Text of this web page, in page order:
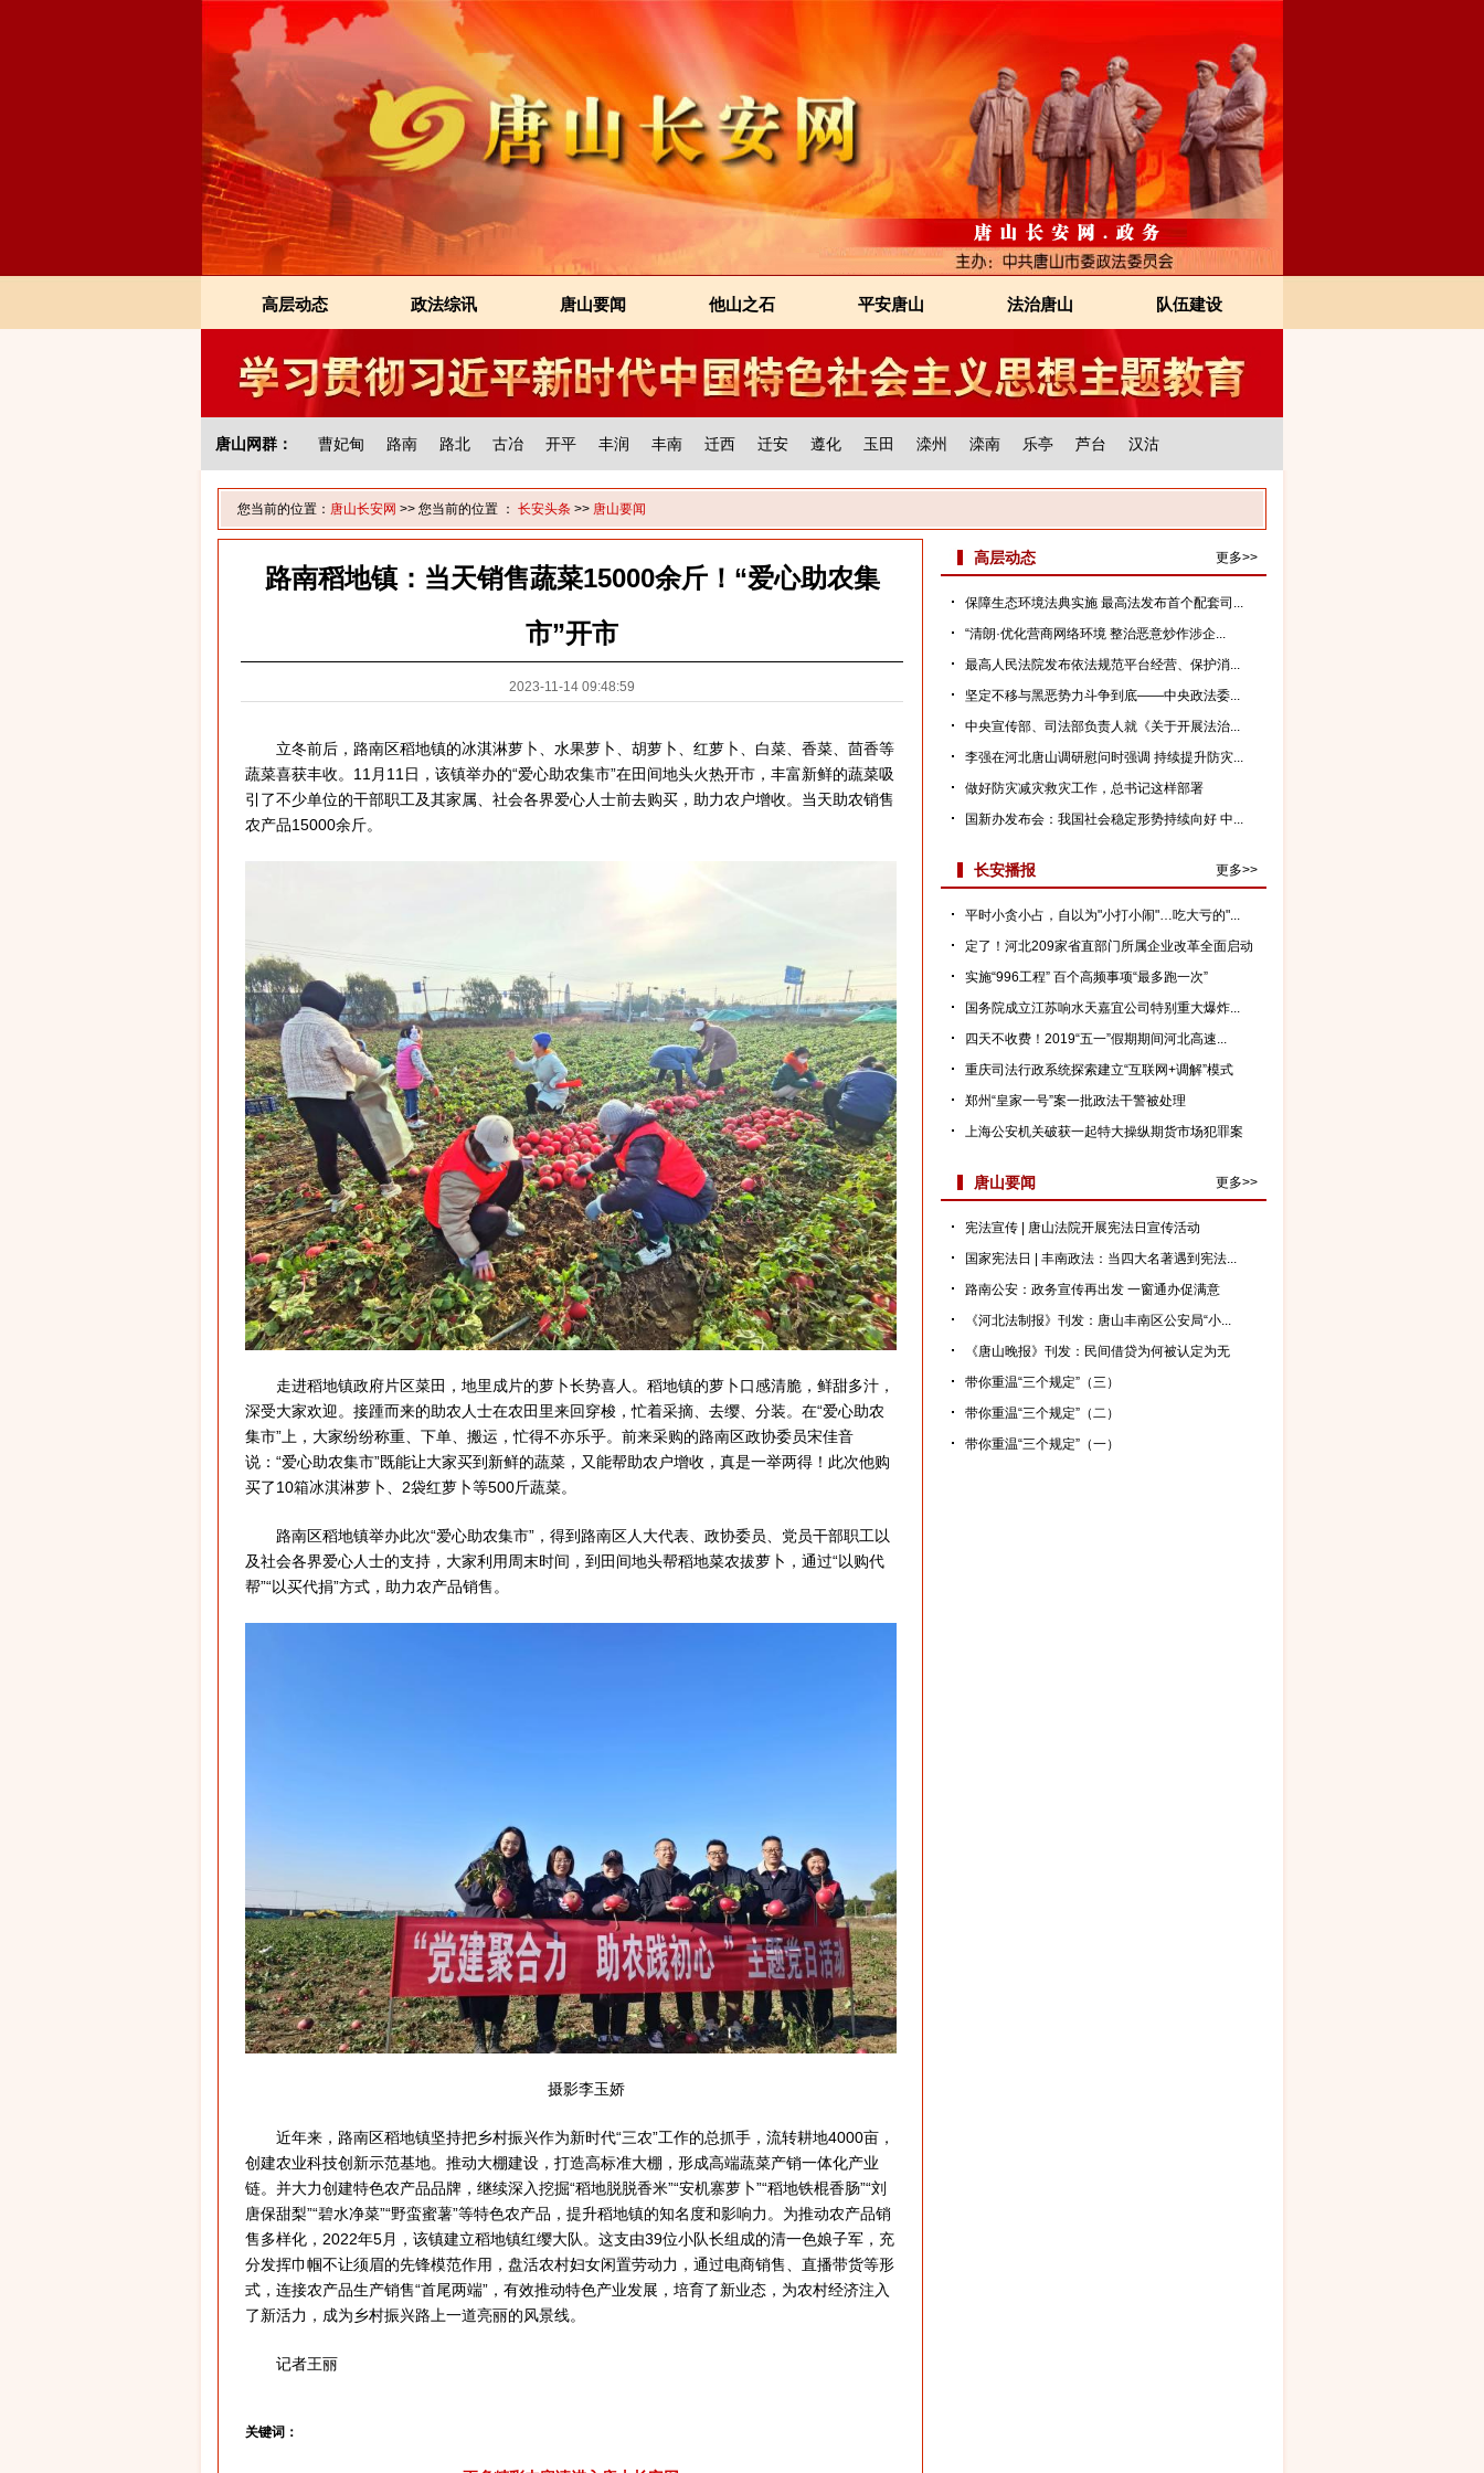
高层动态 政法综讯 唐山要闻 他山之石 平安唐山 法治唐山 队伍建设
唐山网群： 曹妃甸 路南 路北 古冶 开平 丰润 丰南 迁西 迁安 遵化 玉田 滦州 滦南 乐亭 芦台 汉沽
您当前的位置： 唐山长安网 >> 您当前的位置 ： 长安头条 >> 唐山要闻
路南稻地镇：当天销售蔬菜15000余斤！“爱心助农集
市”开市
2023-11-14 09:48:59
立冬前后，路南区稻地镇的冰淇淋萝卜、水果萝卜、胡萝卜、红萝卜、白菜、香菜、茴香等
蔬菜喜获丰收。11月11日，该镇举办的“爱心助农集市”在田间地头火热开市，丰富新鲜的蔬菜吸
引了不少单位的干部职工及其家属、社会各界爱心人士前去购买，助力农户增收。当天助农销售
农产品15000余斤。
走进稻地镇政府片区菜田，地里成片的萝卜长势喜人。稻地镇的萝卜口感清脆，鲜甜多汁，
深受大家欢迎。接踵而来的助农人士在农田里来回穿梭，忙着采摘、去缨、分装。在“爱心助农
集市”上，大家纷纷称重、下单、搬运，忙得不亦乐乎。前来采购的路南区政协委员宋佳音
说：“爱心助农集市”既能让大家买到新鲜的蔬菜，又能帮助农户增收，真是一举两得！此次他购
买了10箱冰淇淋萝卜、2袋红萝卜等500斤蔬菜。
路南区稻地镇举办此次“爱心助农集市”，得到路南区人大代表、政协委员、党员干部职工以
及社会各界爱心人士的支持，大家利用周末时间，到田间地头帮稻地菜农拔萝卜，通过“以购代
帮”“以买代捐”方式，助力农产品销售。
摄影李玉娇
近年来，路南区稻地镇坚持把乡村振兴作为新时代“三农”工作的总抓手，流转耕地4000亩，
创建农业科技创新示范基地。推动大棚建设，打造高标准大棚，形成高端蔬菜产销一体化产业
链。并大力创建特色农产品品牌，继续深入挖掘“稻地脱脱香米”“安机寨萝卜”“稻地铁棍香肠”“刘
唐保甜梨”“碧水净菜”“野蛮蜜薯”等特色农产品，提升稻地镇的知名度和影响力。为推动农产品销
售多样化，2022年5月，该镇建立稻地镇红缨大队。这支由39位小队长组成的清一色娘子军，充
分发挥巾帼不让须眉的先锋模范作用，盘活农村妇女闲置劳动力，通过电商销售、直播带货等形
式，连接农产品生产销售“首尾两端”，有效推动特色产业发展，培育了新业态，为农村经济注入
了新活力，成为乡村振兴路上一道亮丽的风景线。
记者王丽
关键词：
高层动态 更多>>
保障生态环境法典实施 最高法发布首个配套司...
“清朗·优化营商网络环境 整治恶意炒作涉企...
最高人民法院发布依法规范平台经营、保护消...
坚定不移与黑恶势力斗争到底——中央政法委...
中央宣传部、司法部负责人就《关于开展法治...
李强在河北唐山调研慰问时强调 持续提升防灾...
做好防灾减灾救灾工作，总书记这样部署
国新办发布会：我国社会稳定形势持续向好 中...
长安播报 更多>>
平时小贪小占，自以为"小打小闹"…吃大亏的"...
定了！河北209家省直部门所属企业改革全面启动
实施“996工程” 百个高频事项“最多跑一次”
国务院成立江苏响水天嘉宜公司特别重大爆炸...
四天不收费！2019“五一”假期期间河北高速...
重庆司法行政系统探索建立“互联网+调解”模式
郑州“皇家一号”案一批政法干警被处理
上海公安机关破获一起特大操纵期货市场犯罪案
唐山要闻 更多>>
宪法宣传 | 唐山法院开展宪法日宣传活动
国家宪法日 | 丰南政法：当四大名著遇到宪法...
路南公安：政务宣传再出发 一窗通办促满意
《河北法制报》刊发：唐山丰南区公安局“小...
《唐山晚报》刊发：民间借贷为何被认定为无
效？
带你重温“三个规定”（三）
带你重温“三个规定”（二）
带你重温“三个规定”（一）